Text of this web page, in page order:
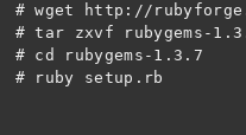
# wget http://
# tar zxvf rubygems-
# cd rubygems-1.3.7
# ruby setup.rb